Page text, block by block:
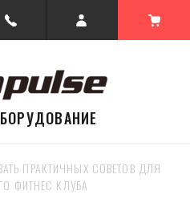
ПРАКТИЧНЫХ СОВЕТОВ ДЛЯ
ФИТНЕС КЛУБА